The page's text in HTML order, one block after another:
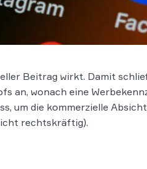
Beitrag wirkt. Damit
an, wonach eine
um die kommerzielle
rechtskräftig).